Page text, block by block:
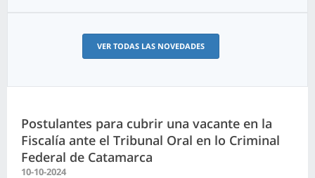
VER TODAS LAS NOVEDADES
Postulantes para cubrir una vacante en la
Fiscalía ante el Tribunal Oral en lo Criminal
Federal de Catamarca
10-10-2024